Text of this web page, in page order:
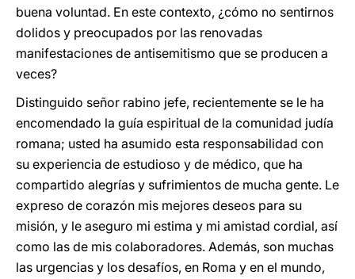
buena voluntad. En este contexto, ¿cómo no sentirnos
dolidos y preocupados por las renovadas
manifestaciones de antisemitismo que se producen a
veces?
Distinguido señor rabino jefe, recientemente se le ha
encomendado la guía espiritual de la comunidad judía
romana; usted ha asumido esta responsabilidad con
su experiencia de estudioso y de médico, que ha
compartido alegrías y sufrimientos de mucha gente. Le
expreso de corazón mis mejores deseos para su
misión, y le aseguro mi estima y mi amistad cordial, así
como las de mis colaboradores. Además, son muchas
las urgencias y los desafíos, en Roma y en el mundo,